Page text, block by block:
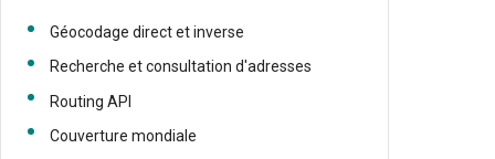
Géocodage direct et inverse
Recherche et consultation d'adresses
Routing API
Couverture mondiale